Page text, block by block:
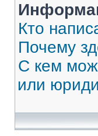
Кто
Почему
С кем
или